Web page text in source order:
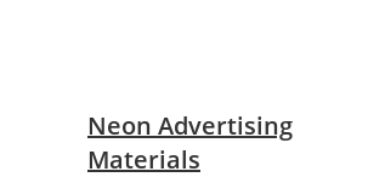
Neon Advertising
Materials